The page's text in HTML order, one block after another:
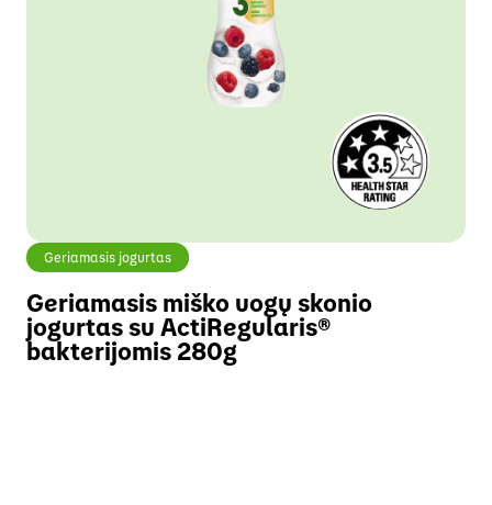
Geriamasis jogurtas
Geriamasis miško uogų skonio
jogurtas su ActiRegularis®
bakterijomis 280g